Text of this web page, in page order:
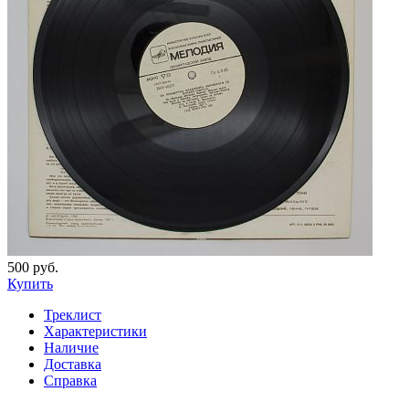
500 руб.
Купить
Треклист
Характеристики
Наличие
Доставка
Справка